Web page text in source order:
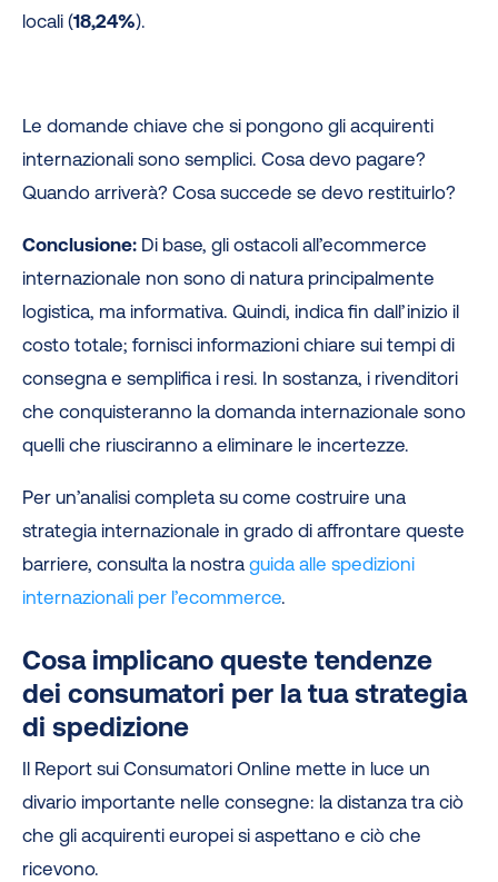
locali (18,24%).
Le domande chiave che si pongono gli acquirenti
internazionali sono semplici. Cosa devo pagare?
Quando arriverà? Cosa succede se devo restituirlo?
Conclusione: Di base, gli ostacoli all’ecommerce
internazionale non sono di natura principalmente
logistica, ma informativa. Quindi, indica fin dall’inizio il
costo totale; fornisci informazioni chiare sui tempi di
consegna e semplifica i resi. In sostanza, i rivenditori
che conquisteranno la domanda internazionale sono
quelli che riusciranno a eliminare le incertezze.
Per un’analisi completa su come costruire una
strategia internazionale in grado di affrontare queste
barriere, consulta la nostraguida alle spedizioni
internazionali per l’ecommerce.
Cosa implicano queste tendenze
dei consumatori per la tua strategia
di spedizione
Il Report sui Consumatori Online mette in luce un
divario importante nelle consegne: la distanza tra ciò
che gli acquirenti europei si aspettano e ciò che
ricevono.